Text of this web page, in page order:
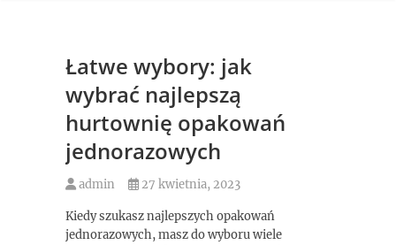
Łatwe wybory: jak
wybrać najlepszą
hurtownię opakowań
jednorazowych
admin 27 kwietnia, 2023
Kiedy szukasz najlepszych opakowań
jednorazowych, masz do wyboru wiele